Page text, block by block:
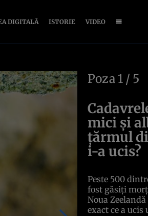
DIGITALĂ ISTORIE VIDEO
Poza 1 / 5
mici și
țărmul
i-a ucis?
Peste 500
fost găsiți
Noua
exact ce a